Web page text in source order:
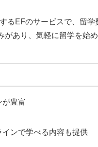
るEFのサービスで、留
あり、気軽に留学を始
が豊富
インで学べる内容も提供